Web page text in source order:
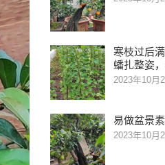
寒枝过后
蟠扎整姿
2023年10月
易做盆景
2023年10月